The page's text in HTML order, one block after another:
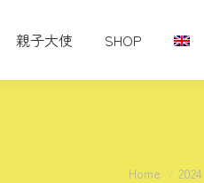
親子大使 SHOP
You are here:
Home 2024